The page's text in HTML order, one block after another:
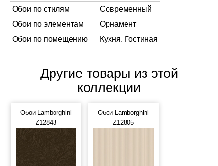
Обои по стилям
Современный
Обои по элементам
Орнамент
Обои по помещению
Кухня. Гостиная
Другие товары из этой
коллекции
Обои Lamborghini
Z12848
Обои Lamborghini
Z12805